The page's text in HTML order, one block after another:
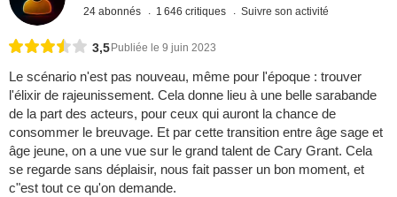
24 abonnés 1 646 critiques Suivre son activité
3,5 Publiée le 9 juin 2023
Le scénario n'est pas nouveau, même pour l'époque : trouver
l'élixir de rajeunissement. Cela donne lieu à une belle sarabande
de la part des acteurs, pour ceux qui auront la chance de
consommer le breuvage. Et par cette transition entre âge sage et
âge jeune, on a une vue sur le grand talent de Cary Grant. Cela
se regarde sans déplaisir, nous fait passer un bon moment, et
c"est tout ce qu'on demande.